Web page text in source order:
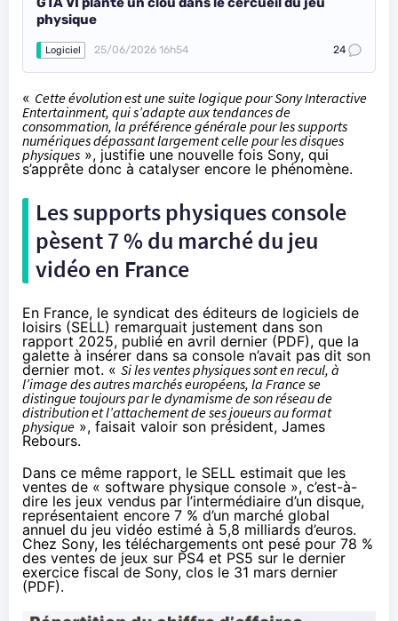
physique
Logiciel 25/06/2026 16h54 24
« Cette évolution est une suite logique pour Sony Interactive
Entertainment, qui s’adapte aux tendances de
consommation, la préférence générale pour les supports
numériques dépassant largement celle pour les disques
physiques », justifie une nouvelle fois Sony, qui
s’apprête donc à catalyser encore le phénomène.
Les supports physiques console
pèsent 7 % du marché du jeu
vidéo en France
En France, le syndicat des éditeurs de logiciels de
loisirs (SELL) remarquait justement dans son
rapport 2025, publié en avril dernier (PDF), que la
galette à insérer dans sa console n’avait pas dit son
dernier mot. « Si les ventes physiques sont en recul, à
l’image des autres marchés européens, la France se
distingue toujours par le dynamisme de son réseau de
distribution et l’attachement de ses joueurs au format
physique », faisait valoir son président, James
Rebours.
Dans ce même rapport, le SELL estimait que les
ventes de « software physique console », c’est-à-
dire les jeux vendus par l’intermédiaire d’un disque,
représentaient encore 7 % d’un marché global
annuel du jeu vidéo estimé à 5,8 milliards d’euros.
Chez Sony, les téléchargements ont pesé pour 78 %
des ventes de jeux sur PS4 et PS5 sur le dernier
exercice fiscal de Sony, clos le 31 mars dernier
(PDF).